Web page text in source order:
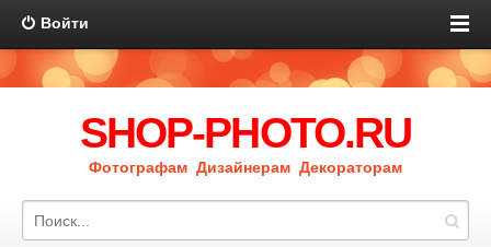
Войти
SHOP-PHOTO.RU
Фотографам Дизайнерам Декораторам